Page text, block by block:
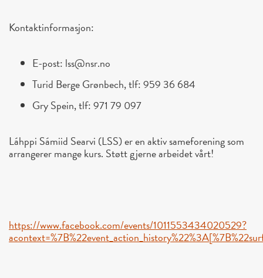
Kontaktinformasjon:
E-post: lss@nsr.no
Turid Berge Grønbech, tlf: 959 36 684
Gry Spein, tlf: 971 79 097
Láhppi Sámiid Searvi (LSS) er en aktiv sameforening som
arrangerer mange kurs. Støtt gjerne arbeidet vårt!
https://www.facebook.com/events/1011553434020529?